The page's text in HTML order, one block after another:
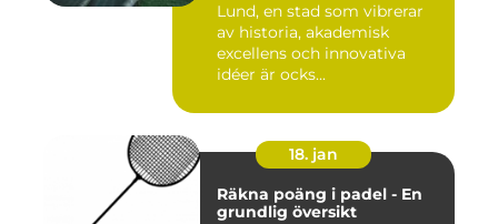
Lund, en stad som vibrerar
av historia, akademisk
excellens och innovativa
idéer är ocks...
18. jan
Räkna poäng i padel - En
grundlig översikt